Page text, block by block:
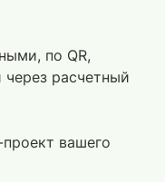
по QR,
расчетный
вашего